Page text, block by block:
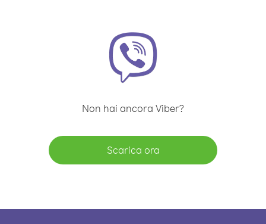
Non hai ancora Viber?
Scarica ora